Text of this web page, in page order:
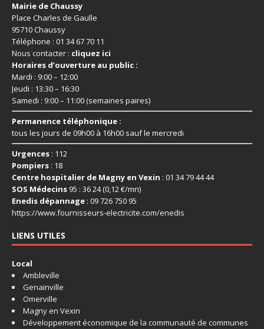
Mairie de Chaussy
Place Charles de Gaulle
95710 Chaussy
Téléphone : 01 34 67 70 11
Nous contacter : cliquez ici
Horaires d’ouverture au public :
Mardi : 9:00 – 12:00
Jeudi : 13:30 – 16:30
Samedi : 9:00 – 11:00 (semaines paires)
Permanence téléphonique :
tous les jours de 09h00 à 16h00 sauf le mercredi
Urgences : 112
Pompiers : 18
Centre hospitalier de Magny en Vexin : 01 34 79 44 44
SOS Médecins 95 : 36 24 (0,12 €/mn)
Enedis dépannage : 09 726 750 95
https://www.fournisseurs-electricite.com/enedis
LIENS UTILES
Local
Ambleville
Genainville
Omerville
Magny en Vexin
Développement économique de la communauté de communes